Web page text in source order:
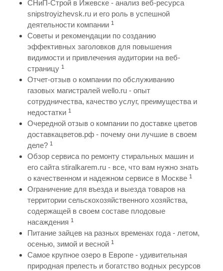
СНиП-Строй в Ижевске - анализ веб-ресурса
snipstroyizhevsk.ru и его роль в успешной
деятельности компании 1
Советы и рекомендации по созданию
эффективных заголовков для повышения
видимости и привлечения аудитории на веб-
страницу 1
Отчет-отзыв о компании по обслуживанию
газовых магистралей wello.ru - опыт
сотрудничества, качество услуг, преимущества и
недостатки 1
Очередной отзыв о компании по доставке цветов
доставкацветов.рф - почему они лучшие в своем
деле? 1
Обзор сервиса по ремонту стиральных машин и
его сайта stiralkarem.ru - все, что вам нужно знать
о качественном и надежном сервисе в Москве 1
Ограничение для въезда и выезда товаров на
территории сельскохозяйственного хозяйства,
содержащей в своем составе плодовые
насаждения 1
Питание зайцев на разных временах года - летом,
осенью, зимой и весной 1
Самое крупное озеро в Европе - удивительная
природная прелесть и богатство водных ресурсов